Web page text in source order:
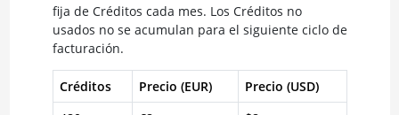
fija de Créditos cada mes. Los Créditos no
usados no se acumulan para el siguiente ciclo de
facturación.
Créditos Precio (EUR)
Precio (USD)